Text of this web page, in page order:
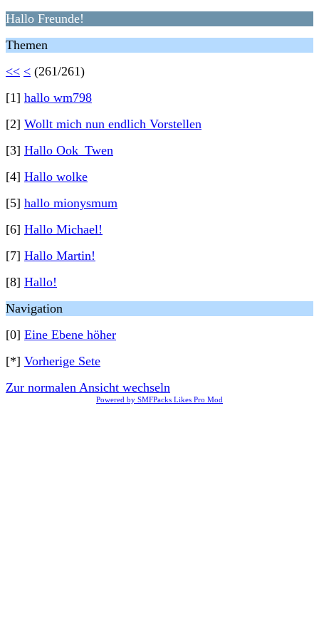
Hallo Freunde!
Themen
<< < (261/261)
[1] hallo wm798
[2] Wollt mich nun endlich Vorstellen
[3] Hallo Ook_Twen
[4] Hallo wolke
[5] hallo mionysmum
[6] Hallo Michael!
[7] Hallo Martin!
[8] Hallo!
Navigation
[0] Eine Ebene höher
[*] Vorherige Sete
Zur normalen Ansicht wechseln
Powered by SMFPacks Likes Pro Mod